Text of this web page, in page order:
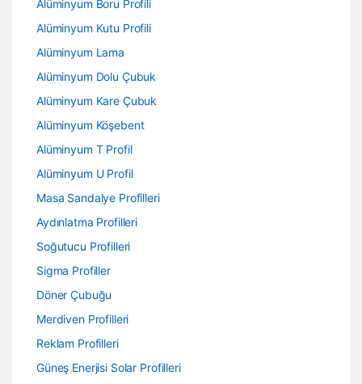
Alüminyum Boru Profili
Alüminyum Kutu Profili
Alüminyum Lama
Alüminyum Dolu Çubuk
Alüminyum Kare Çubuk
Alüminyum Köşebent
Alüminyum T Profil
Alüminyum U Profil
Masa Sandalye Profilleri
Aydınlatma Profilleri
Soğutucu Profilleri
Sigma Profiller
Döner Çubuğu
Merdiven Profilleri
Reklam Profilleri
Güneş Enerjisi Solar Profilleri